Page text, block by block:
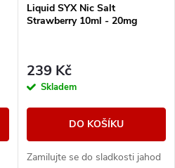
Liquid SYX Nic Salt
Strawberry 10ml - 20mg
239 Kč
Skladem
DO KOŠÍKU
Zamilujte se do sladkosti jahod